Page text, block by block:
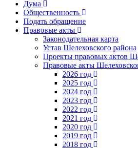
Дума
Общественность
Подать обращение
Правовые акты
Законодательная карта
Устав Шелеховского района
Проекты правовых актов
Правовые акты
2026 год
2025 год
2024 год
2023 год
2022 год
2021 год
2020 год
2019 год
2018 год